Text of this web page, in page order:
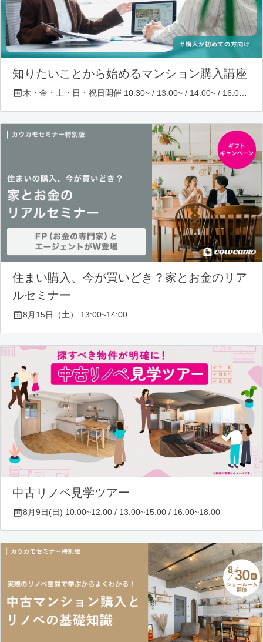
知りたいことから始めるマンション購入講座
住まい購入、今が買いどき？家とお金のリア
ルセミナー
8月15日（土） 13:00~14:00
中古リノベ見学ツアー
8月9日(日) 10:00~12:00 / 13:00~15:00 / 16:00~18:00